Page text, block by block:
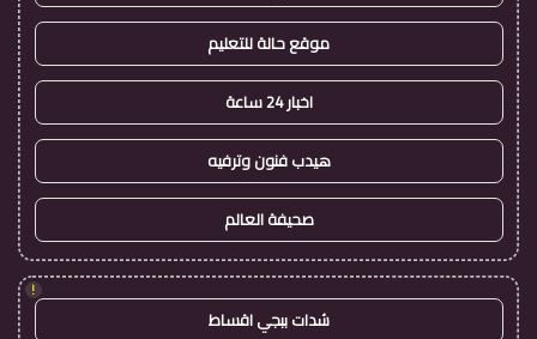
موقع حالة للتعليم
اخبار 24 ساعة
هيدب فنون وترفيه
صحيفة العالم
!
شدات ببجي اقساط